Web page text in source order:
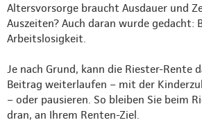
Altersvorsorge braucht Ausdauer und
Auszeiten? Auch daran wurde gedacht:
Arbeitslosigkeit.
Je nach Grund, kann die Riester-Rente
Beitrag weiterlaufen – mit der
– oder pausieren. So bleiben Sie beim
dran, an Ihrem Renten-Ziel.